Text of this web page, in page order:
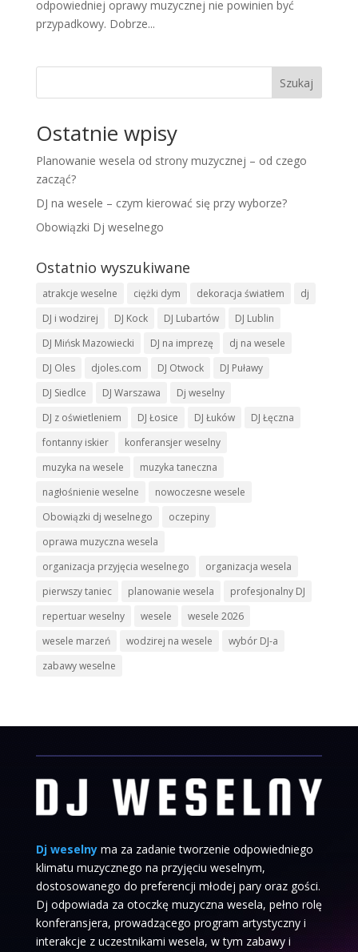
odpowiedniej oprawy muzycznej nie powinien być
przypadkowy. Dobrze...
Szukaj
Ostatnie wpisy
Planowanie wesela od strony muzycznej – od czego
zacząć?
DJ na wesele – czym kierować się przy wyborze?
Obowiązki Dj weselnego
Ostatnio wyszukiwane
atrakcje weselne ciężki dym dekoracja światłem
dj
DJ i wodzirej
DJ Kock DJ Lubartów
DJ Lublin
DJ Mińsk Mazowiecki
DJ na imprezę
dj na wesele
DJ Oles
djoles.com DJ Otwock
DJ Puławy
DJ Siedlce
DJ Warszawa
Dj weselny
DJ z oświetleniem
DJ Łosice DJ Łuków
DJ Łęczna
fontanny iskier
konferansjer weselny
muzyka na wesele
muzyka taneczna
nagłośnienie weselne
nowoczesne wesele
Obowiązki dj weselnego
oczepiny
oprawa muzyczna wesela
organizacja przyjęcia weselnego
organizacja wesela
pierwszy taniec
planowanie wesela
profesjonalny DJ
repertuar weselny
wesele
wesele 2026
wesele marzeń
wodzirej na wesele
wybór DJ-a
zabawy weselne
Dj weselnyma za zadanie tworzenie odpowiedniego
klimatu muzycznego na przyjęciu weselnym,
dostosowanego do preferencji młodej pary oraz gości.
Dj odpowiada za otoczkę muzyczna wesela, pełno rolę
konferansjera, prowadzącego program artystyczny i
interakcje z uczestnikami wesela, w tym zabawy i